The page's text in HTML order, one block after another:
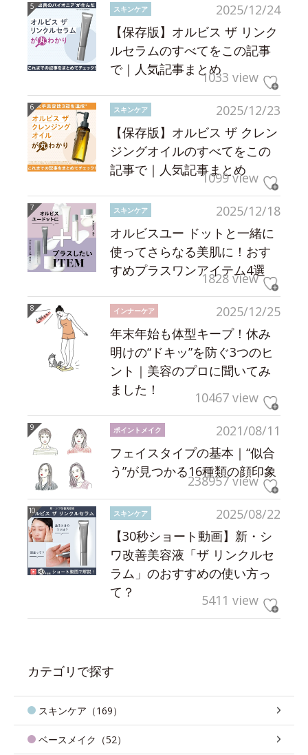
2025/12/24
スキンケア
【保存版】オルビス ザ リンク
ルセラムのすべてをこの記事
で｜人気記事まとめ1033 view
2025/12/23
スキンケア
【保存版】オルビス ザ クレン
ジングオイルのすべてをこの
記事で｜人気記事まとめ
1099 view
2025/12/18
スキンケア
オルビスユー ドットと一緒に
使ってさらなる美肌に！おす
すめプラスワンアイテム4選
1828 view
2025/12/25
インナーケア
年末年始も体型キープ！休み
明けの“ドキッ”を防ぐ3つのヒ
ント｜美容のプロに聞いてみ
ました！
10467 view
2021/08/11
ポイントメイク
フェイスタイプの基本｜“似合
う”が見つかる16種類の顔印象
238957 view
2025/08/22
スキンケア
【30秒ショート動画】新・シ
ワ改善美容液「ザ リンクルセ
ラム」のおすすめの使い方っ
て？
5411 view
カテゴリで探す
スキンケア（169）
ベースメイク（52）